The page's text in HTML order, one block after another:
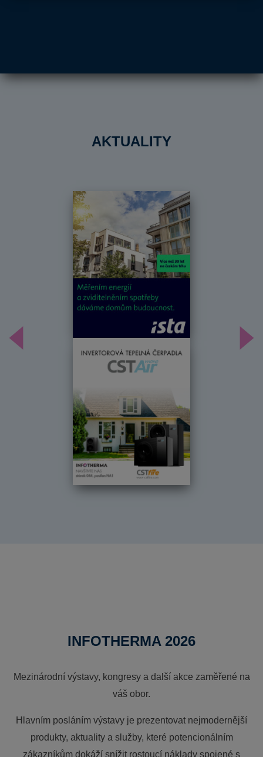
AKTUALITY
Předchozí
INFOTHERMA 2026
Mezinárodní výstavy, kongresy a další akce zaměřené na
váš obor.
Hlavním posláním výstavy je prezentovat nejmodernější
produkty, aktuality a služby, které potencionálním
zákazníkům dokáží snížit rostoucí náklady spojené s